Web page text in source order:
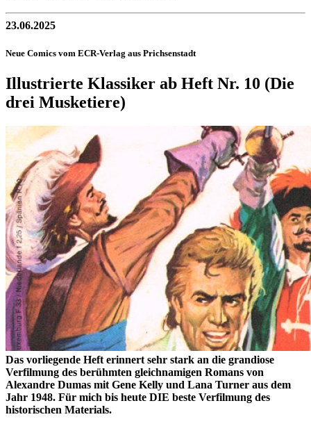
23.06.2025
Neue Comics vom ECR-Verlag aus Prichsenstadt
Illustrierte Klassiker ab Heft Nr. 10 (Die
drei Musketiere)
Das vorliegende Heft erinnert sehr stark an die grandiose
Verfilmung des berühmten gleichnamigen Romans von
Alexandre Dumas mit Gene Kelly und Lana Turner aus dem
Jahr 1948. Für mich bis heute DIE beste Verfilmung des
historischen Materials.